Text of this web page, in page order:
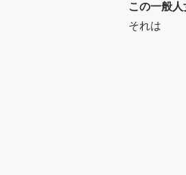
この一般
それは